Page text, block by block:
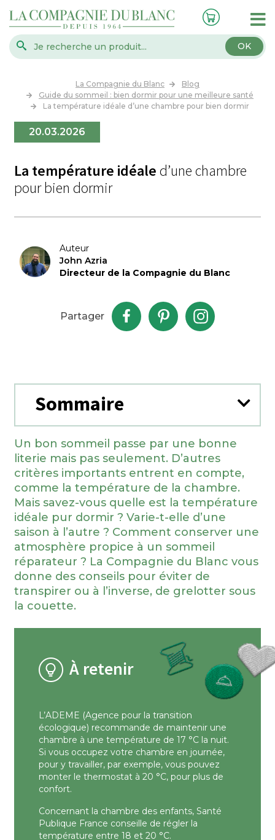
OK
La Compagnie du Blanc
Blog
Guide du sommeil : bien dormir pour une meilleure santé
La température idéale d’une chambre pour bien dormir
20.03.2026
La température idéaled’une chambre
pour bien dormir
Auteur
John Azria
Directeur de la Compagnie du Blanc
Partager
Sommaire
Un bon sommeil passe par une bonne
literie mais pas seulement. D’autres
critères importants entrent en compte,
comme la température de la chambre.
Mais savez-vous quelle est la température
idéale pur dormir ? Varie-t-elle d’une
saison à l’autre ? Comment conserver une
atmosphère propice à un sommeil
réparateur ? La Compagnie du Blanc vous
donne des conseils pour éviter de
transpirer ou à l’inverse, de grelotter sous
la couette.
À retenir
L’ADEME (Agence pour la transition
écologique) recommande de maintenir une
chambre à une température de 17 °C la nuit.
Si vous occupez votre chambre en journée,
pour y travailler, par exemple, vous pouvez
monter le thermostat à 20 °C, pour plus de
confort.
Concernant la chambre des enfants, Santé
Publique France conseille de régler la
température entre 18 et 20 °C.